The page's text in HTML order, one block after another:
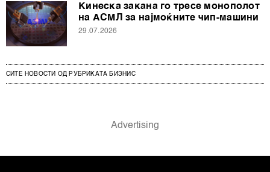
Кинеска закана го тресе монополот
на АСМЛ за најмоќните чип-машини
29.07.2026
СИТЕ НОВОСТИ ОД РУБРИКАТА БИЗНИС